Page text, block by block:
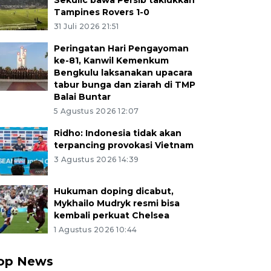
Tampines Rovers 1-0
31 Juli 2026 21:51
Peringatan Hari Pengayoman
ke-81, Kanwil Kemenkum
Bengkulu laksanakan upacara
tabur bunga dan ziarah di TMP
Balai Buntar
5 Agustus 2026 12:07
Ridho: Indonesia tidak akan
terpancing provokasi Vietnam
3 Agustus 2026 14:39
Hukuman doping dicabut,
Mykhailo Mudryk resmi bisa
kembali perkuat Chelsea
1 Agustus 2026 10:44
News